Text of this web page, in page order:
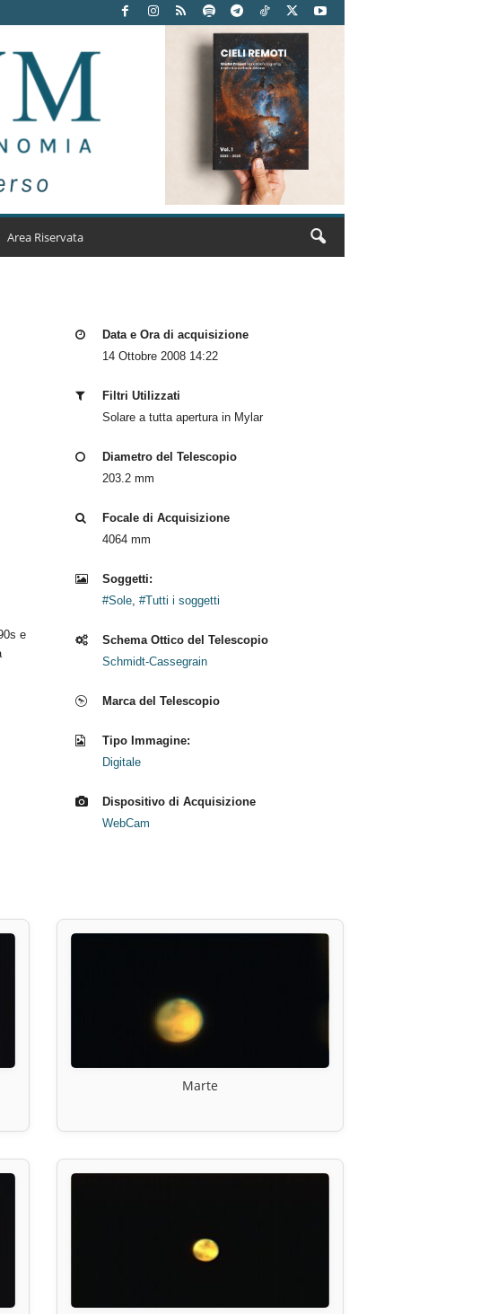
Area Riservata
e
Data e Ora di acquisizione
14 Ottobre 2008 14:22
Filtri Utilizzati
Solare a tutta apertura in Mylar
Diametro del Telescopio
203.2 mm
Focale di Acquisizione
4064 mm
Soggetti:
#Sole, #Tutti i soggetti
Schema Ottico del Telescopio
Schmidt-Cassegrain
Marca del Telescopio
Tipo Immagine:
Digitale
Dispositivo di Acquisizione
WebCam
Marte